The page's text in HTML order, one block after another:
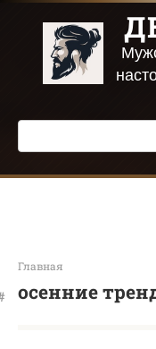
Перейти
контенту
Поиск:
Главная
осенние